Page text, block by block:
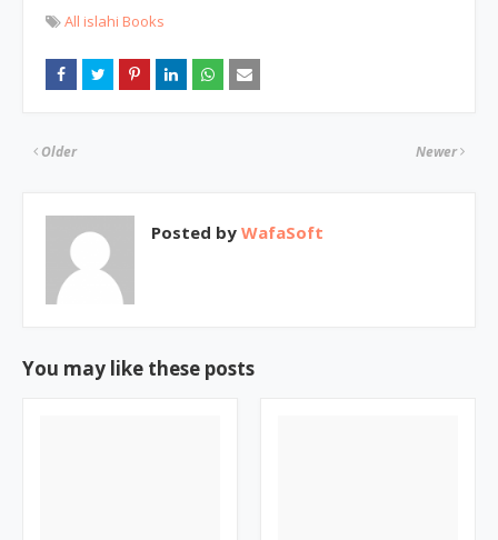
All islahi Books
Newer
Older
Posted by WafaSoft
You may like these posts